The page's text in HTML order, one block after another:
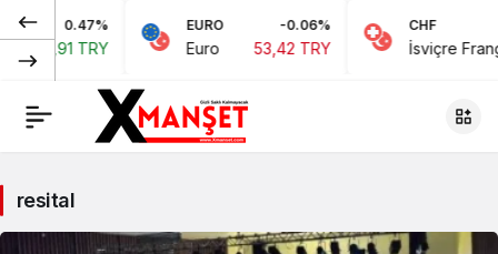
0.47%
45,91 TRY
EURO -0.06%
Euro 53,42 TRY
CHF
İsviçre Frangı
resital